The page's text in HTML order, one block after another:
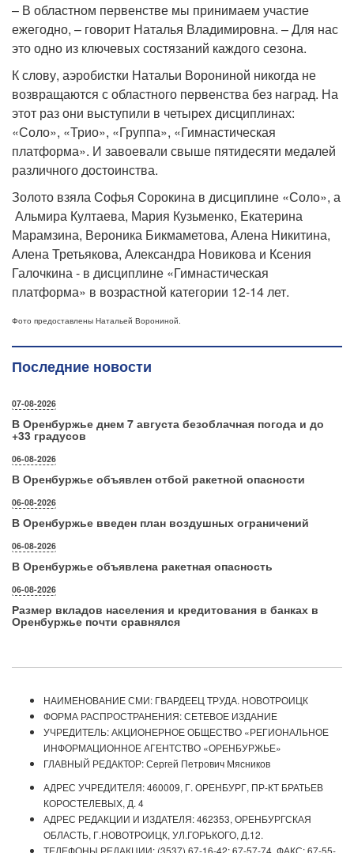
– В областном первенстве мы принимаем участие
ежегодно, – говорит Наталья Владимировна. – Для нас
это одно из ключевых состязаний каждого сезона.
К слову, аэробистки Натальи Ворониной никогда не
возвращаются с областного первенства без наград. На
этот раз они выступили в четырех дисциплинах:
«Соло», «Трио», «Группа», «Гимнастическая
платформа». И завоевали свыше пятидесяти медалей
различного достоинства.
Золото взяла Софья Сорокина в дисциплине «Соло», а
Альмира Култаева, Мария Кузьменко, Екатерина
Марамзина, Вероника Бикмаметова, Алена Никитина,
Алена Третьякова, Александра Новикова и Ксения
Галочкина - в дисциплине «Гимнастическая
платформа» в возрастной категории 12-14 лет.
Фото предоставлены Натальей Ворониной.
Последние новости
07-08-2026
В Оренбуржье днем 7 августа безоблачная погода и до
+33 градусов
06-08-2026
В Оренбуржье объявлен отбой ракетной опасности
06-08-2026
В Оренбуржье введен план воздушных ограничений
06-08-2026
В Оренбуржье объявлена ракетная опасность
06-08-2026
Размер вкладов населения и кредитования в банках в
Оренбуржье почти сравнялся
НАИМЕНОВАНИЕ СМИ: ГВАРДЕЕЦ ТРУДА. НОВОТРОИЦК
ФОРМА РАСПРОСТРАНЕНИЯ: СЕТЕВОЕ ИЗДАНИЕ
УЧРЕДИТЕЛЬ: АКЦИОНЕРНОЕ ОБЩЕСТВО «РЕГИОНАЛЬНОЕ
ИНФОРМАЦИОННОЕ АГЕНТСТВО «ОРЕНБУРЖЬЕ»
ГЛАВНЫЙ РЕДАКТОР: Сергей Петрович Мясников
АДРЕС УЧРЕДИТЕЛЯ: 460009, Г. ОРЕНБУРГ, ПР-КТ БРАТЬЕВ
КОРОСТЕЛЕВЫХ, Д. 4
АДРЕС РЕДАКЦИИ И ИЗДАТЕЛЯ: 462353, ОРЕНБУРГСКАЯ
ОБЛАСТЬ, Г.НОВОТРОИЦК, УЛ.ГОРЬКОГО, Д.12.
ТЕЛЕФОНЫ РЕДАКЦИИ: (3537) 67-16-42; 67-57-74. ФАКС: 67-55-